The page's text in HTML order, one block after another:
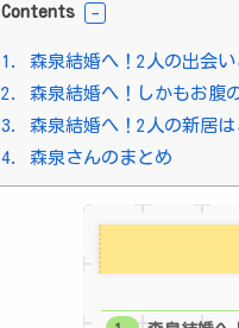
Contents
1.
森泉結婚へ！2人の出会い
2.
森泉結婚へ！しかもお腹
3.
森泉結婚へ！2人の新居は
4.
森泉さんのまとめ